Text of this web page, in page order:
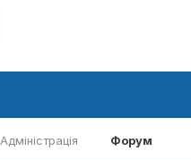
Адміністрація Форум